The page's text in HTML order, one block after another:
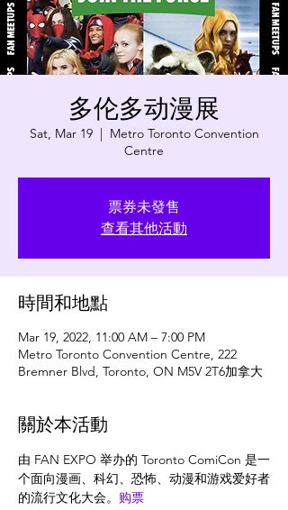
多伦多动漫展
Sat, Mar 19
  |
Metro Toronto Convention
Centre
票券未發售
查看其他活動
時間和地點
Mar 19, 2022, 11:00 AM – 7:00 PM
Metro Toronto Convention Centre, 222
Bremner Blvd, Toronto, ON M5V 2T6加拿大
關於本活動
由 FAN EXPO 举办的 Toronto ComiCon 是一
个面向漫画、科幻、恐怖、动漫和游戏爱好者
的流行文化大会。 购票